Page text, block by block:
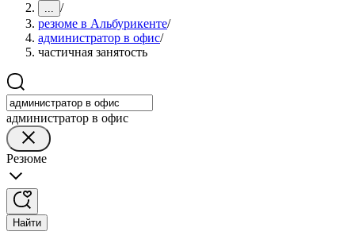
... /
резюме в Альбурикенте/
администратор в офис/
частичная занятость
администратор в офис
Резюме
Найти